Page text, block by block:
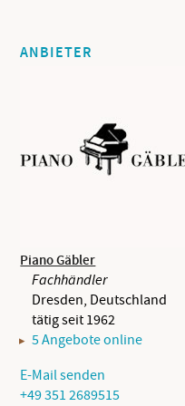
ANBIETER
Piano Gäbler
Fachhändler
Dresden, Deutschland
tätig seit 1962
5 Angebote online
E-Mail senden
+49 351 2689515